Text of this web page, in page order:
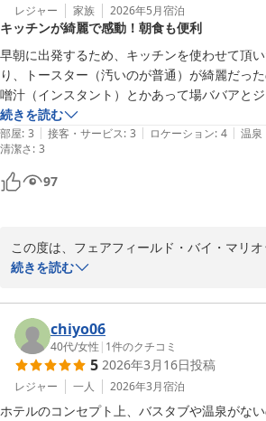
フェアフィールド・バイ・マリオット・熊本
2026-05-30
レジャー 家族 2026年5月宿泊
キッチンが綺麗で感動！朝食も便利
早朝に出発するため、キッチンを使わせて頂
り、トースター（汚いのが普通）が綺麗だっ
噌汁（インスタント）とかあって場ババアと
た
続きを読む
部屋: 3 | 接客・サービス: 3 | ロケーション: 4 | 温泉
清潔さ: 3
97
この度は、フェアフィールド・バイ・マリ
いただき、誠にありがとうございます。
す。
また、朝食のメニューについても貴重なご
上げます。
またのご利用を心よりお待ちしております。
続きを読む
chiyo06
40代/女性 | 1件のクチコミ
5 2026年3月16日投稿
レジャー 一人 2026年3月宿泊
ホテルのコンセプト上、バスタブや温泉がな